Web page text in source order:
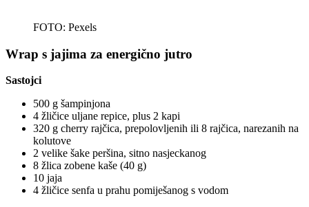
FOTO: Pexels
Wrap s jajima za energično jutro
Sastojci
500 g šampinjona
4 žličice uljane repice, plus 2 kapi
320 g cherry rajčica, prepolovljenih ili 8 rajčica, narezanih na
kolutove
2 velike šake peršina, sitno nasjeckanog
8 žlica zobene kaše (40 g)
10 jaja
4 žličice senfa u prahu pomiješanog s vodom